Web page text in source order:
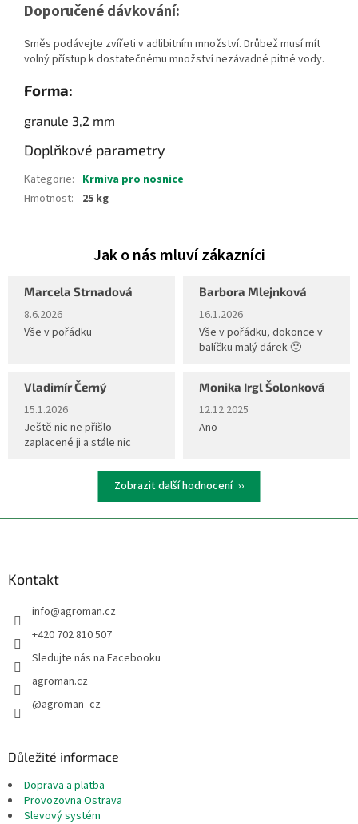
Doporučené dávkování:
Směs podávejte zvířeti v adlibitním množství. Drůbež musí mít
volný přístup k dostatečnému množství nezávadné pitné vody.
Forma:
granule 3,2 mm
Doplňkové parametry
Kategorie: Krmiva pro nosnice
Hmotnost: 25 kg
Marcela Strnadová
Hodnocení obchodu je 5 z 5 hvězdiček.
8.6.2026
Vše v pořádku
Barbora Mlejnková
Hodnocení obchodu je 5 z 5
16.1.2026
Vše v pořádku, dokonce v
balíčku malý dárek 🙂
Vladimír Černý
Hodnocení obchodu je 5 z 5 hvězdiček.
15.1.2026
Ještě nic ne přišlo
zaplacené ji a stále nic
Monika Irgl Šolonková
Hodnocení obchodu je 5 z 5
12.12.2025
Ano
Zobrazit další hodnocení
Kontakt
info@agroman.cz
+420 702 810 507
Sledujte nás na Facebooku
agroman.cz
@agroman_cz
Důležité informace
Doprava a platba
Provozovna Ostrava
Slevový systém